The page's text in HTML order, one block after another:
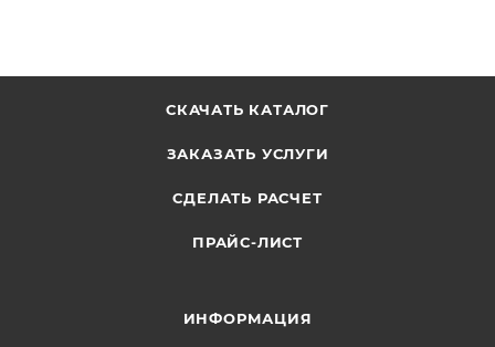
СКАЧАТЬ КАТАЛОГ
ЗАКАЗАТЬ УСЛУГИ
СДЕЛАТЬ РАСЧЕТ
ПРАЙС-ЛИСТ
ИНФОРМАЦИЯ